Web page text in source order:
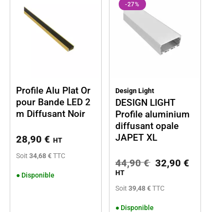
Profile Alu Plat Or
pour Bande LED 2
m Diffusant Noir
28,90 € HT
Soit 34,68 €TTC
● Disponible
-27%
Design Light
DESIGN LIGHT
Profile aluminium
diffusant opale
JAPET XL
44,90€ 32,90 €
HT
Soit 39,48 €TTC
● Disponible